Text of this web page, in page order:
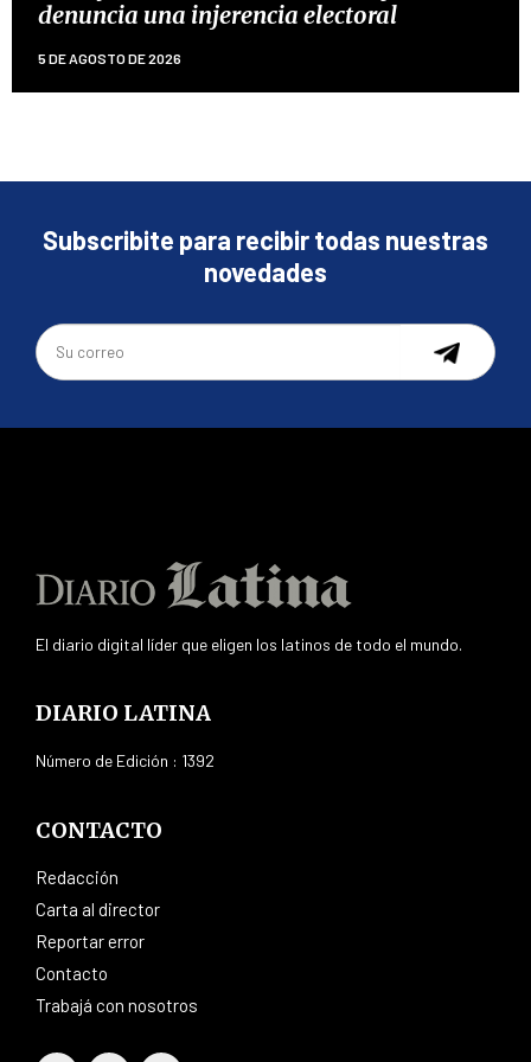
denuncia una injerencia electoral
5 DE AGOSTO DE 2026
Subscribite para recibir todas nuestras
novedades
El diario digital líder que eligen los latinos de todo el mundo.
DIARIO LATINA
Número de Edición : 1392
CONTACTO
Redacción
Carta al director
Reportar error
Contacto
Trabajá con nosotros